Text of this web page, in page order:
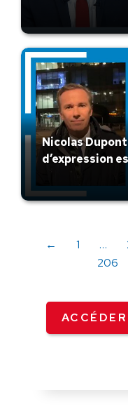
Nicolas
d’expression
← 1 …
206